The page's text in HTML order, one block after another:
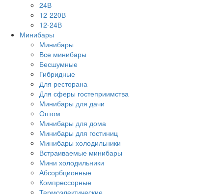
24В
12-220В
12-24В
Минибары
Минибары
Все минибары
Бесшумные
Гибридные
Для ресторана
Для сферы гостеприимства
Минибары для дачи
Оптом
Минибары для дома
Минибары для гостиниц
Минибары холодильники
Встраиваемые минибары
Мини холодильники
Абсорбционные
Компрессорные
Термоэлектические